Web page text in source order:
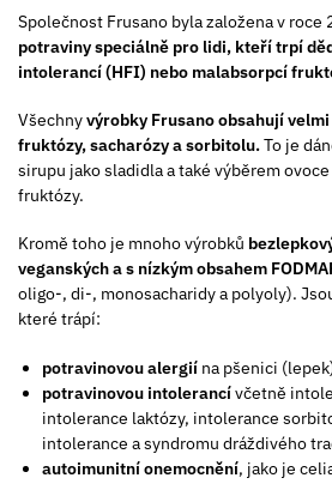
Společnost Frusano byla založena v roce
potraviny speciálně pro lidi, kteří trpí
intolerancí (HFI) nebo malabsorpcí
Všechnyvýrobky Frusano obsahují
fruktózy, sacharózy a sorbitolu.To je
sirupu jako sladidla a také výběrem
fruktózy.
Kromě toho je mnoho výrobků
veganských a s nízkým obsahem
oligo-, di-, monosacharidy a polyoly).
které trápí:
potravinovou alergií na pšenici
potravinovou intolerancívčetně
intolerance laktózy, intolerance
intolerance a syndromu dráždivého
autoimunitní onemocnění, jako je